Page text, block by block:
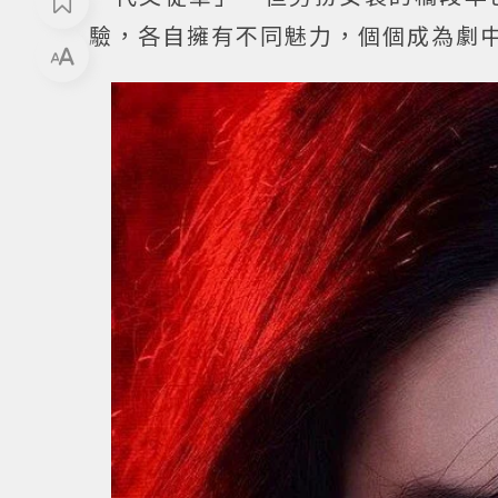
驗，各自擁有不同魅力，個個成為劇